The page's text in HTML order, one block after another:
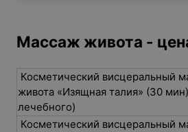
Массаж живота -
Косметический висцеральный
живота «Изящная талия» (30
лечебного)
Косметический висцеральный